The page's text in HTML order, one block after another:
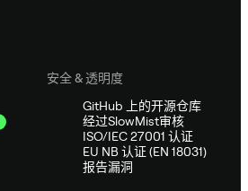
安全 & 透明度
GitHub 上的开源仓库
经过SlowMist审核
ISO/IEC 27001 认证
EU NB 认证 (EN 18031)
报告漏洞